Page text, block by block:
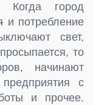
Когда город
и потребление
свет,
то
начинают
с
и прочее.